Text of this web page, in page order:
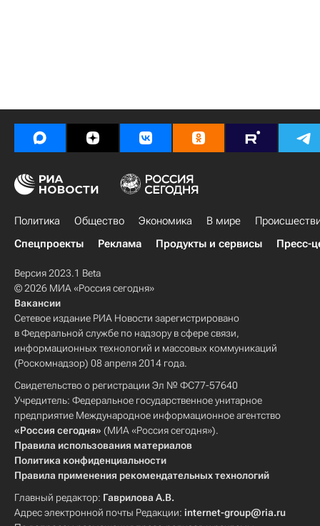
Политика Общество Экономика В мире
Спецпроекты
Реклама Продукты и сервисы Пресс-
Версия 2023.1 Beta
© 2026 МИА «Россия сегодня»
Вакансии
Сетевое издание РИА Новости зарегистрировано
в Федеральной службе по надзору в сфере связи,
информационных технологий и массовых коммуникаций
(Роскомнадзор) 08 апреля 2014 года.
Свидетельство о регистрации Эл № ФС77-57640
Учредитель: Федеральное государственное унитарное
предприятие Международное информационное агентство
«Россия сегодня» (МИА «Россия сегодня»).
Правила использования материалов
Политика конфиденциальности
Правила применения рекомендательных технологий
Главный редактор: Гаврилова А.В.
Адрес электронной почты Редакции: internet-group@ria.ru